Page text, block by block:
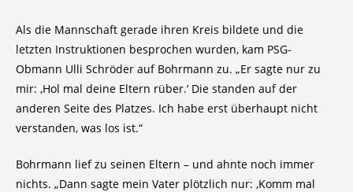
Als die Mannschaft gerade ihren Kreis bildete und die
letzten Instruktionen besprochen wurden, kam PSG-
Obmann Ulli Schröder auf Bohrmann zu. „Er sagte nur zu
mir: ‚Hol mal deine Eltern rüber.‘ Die standen auf der
anderen Seite des Platzes. Ich habe erst überhaupt nicht
verstanden, was los ist.“
Bohrmann lief zu seinen Eltern – und ahnte noch immer
nichts. „Dann sagte mein Vater plötzlich nur: ‚Komm mal